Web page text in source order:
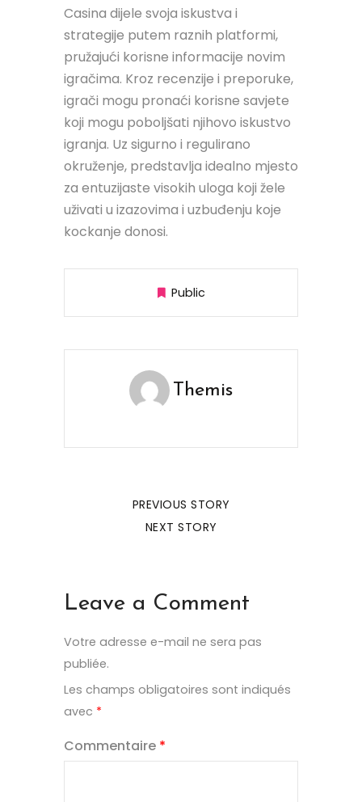
Casina dijele svoja iskustva i
strategije putem raznih platformi,
pružajući korisne informacije novim
igračima. Kroz recenzije i preporuke,
igrači mogu pronaći korisne savjete
koji mogu poboljšati njihovo iskustvo
igranja. Uz sigurno i regulirano
okruženje, predstavlja idealno mjesto
za entuzijaste visokih uloga koji žele
uživati u izazovima i uzbuđenju koje
kockanje donosi.
Public
Themis
PREVIOUS STORY
NEXT STORY
Leave a Comment
Votre adresse e-mail ne sera pas
publiée.
Les champs obligatoires sont indiqués
avec *
Commentaire *